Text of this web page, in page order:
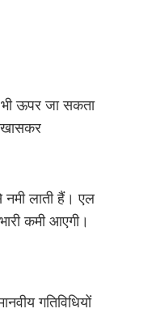
ऊपर जा सकता
खासकर
नमी लाती हैं। एल
कमी आएगी।
गतिविधियों